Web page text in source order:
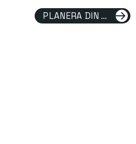
PLANERA DIN FÖRELÄSNING